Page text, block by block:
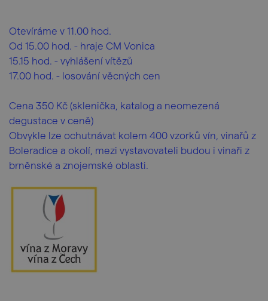
Otevíráme v 11.00 hod.
Od 15.00 hod. - hraje CM Vonica
15.15 hod. - vyhlášení vítězů
17.00 hod. - losování věcných cen
Cena 350 Kč (sklenička, katalog a neomezená
degustace v ceně)
Obvykle lze ochutnávat kolem 400 vzorků vín, vinařů z
Boleradice a okolí, mezi vystavovateli budou i vinaři z
brněnské a znojemské oblasti.